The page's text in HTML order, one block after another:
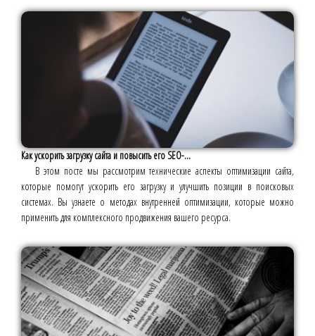
Как ускорить загрузку сайта и повысить его SEO-...
В этом посте мы рассмотрим технические аспекты оптимизации сайта,
которые помогут ускорить его загрузку и улучшить позиции в поисковых
системах. Вы узнаете о методах внутренней оптимизации, которые можно
применить для комплексного продвижения вашего ресурса.